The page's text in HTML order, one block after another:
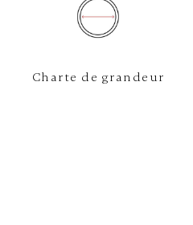
Charte de grandeur